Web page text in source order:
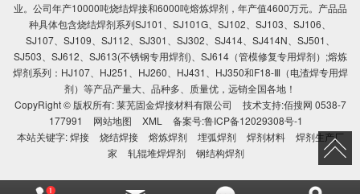
业。公司年产10000吨烧结焊接和6000吨熔炼焊剂，年产值4600万元。产品品
种具体包含烧结焊剂系列SJ101、SJ101G、SJ102、SJ103、SJ106、
SJ107、SJ109、SJ112、SJ301、SJ302、SJ414、SJ414N、SJ501、
SJ503、SJ612、SJ613(不锈钢专用焊剂)、SJ614（管模修复专用焊剂）;熔炼
焊剂系列：HJ107、HJ251、HJ260、HJ431、HJ350和F18-Ⅲ（电渣焊专用焊
剂）等产品产量大、品种多、质量优，远销全国各地！
CopyRight © 版权所有:莱芜固金焊接材料有限公司 技术支持:佰搜网 0538-7
177991
网站地图 XML 备案号:鲁ICP备12029308号-1
本站关键字:焊接 烧结焊接 熔炼焊剂 埋弧焊剂 焊剂材料
焊剂生产厂
家
轧辊堆焊焊剂 钢结构焊剂